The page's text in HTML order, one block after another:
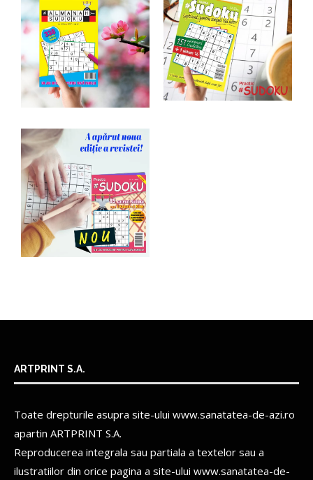
ARTPRINT S.A.
Toate drepturile asupra site-ului www.sanatatea-de-azi.ro
apartin ARTPRINT S.A.
Reproducerea integrala sau partiala a textelor sau a
ilustratiilor din orice pagina a site-ului www.sanatatea-de-